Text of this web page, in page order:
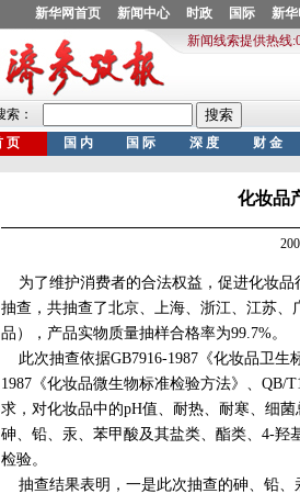
化妆品
为了维护消费者的合法权益，促进化妆品
抽查，共抽查了北京、上海、浙江、江苏
品），产品实物质量抽样合格率为99.7%。
此次抽查依据GB7916-1987《化妆品卫生
1987《化妆品微生物标准检验方法》、QB/
求，对化妆品中的pH值、耐热、耐寒、细
砷、铅、汞、苯甲酸及其盐类、酯类、4-羟
检验。
抽查结果表明，一是此次抽查的砷、铅、